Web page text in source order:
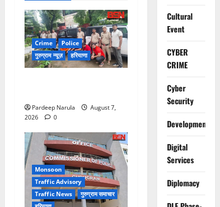
Crime
Police
गुरुग्राम न्यूज़
हरियाणा
Pardeep Narula
August 7,
2026
0
Monsoon
Traffic Advisory
Traffic News
गुरुग्राम समाचार
Cultural
Event
CYBER
CRIME
Cyber
Security
Development
Digital
Services
Diplomacy